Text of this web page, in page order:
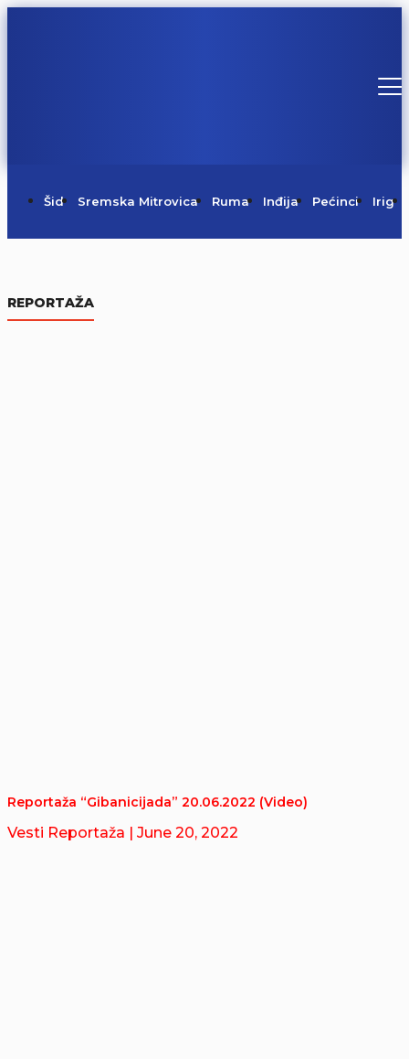
Šid Sremska Mitrovica Ruma Inđija Pećinci Irig
REPORTAŽA
Reportaža “Gibanicijada” 20.06.2022 (Video)
Vesti Reportaža | June 20, 2022